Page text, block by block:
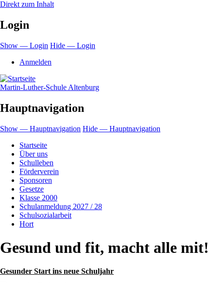
Direkt zum Inhalt
Login
Show — Login Hide — Login
Anmelden
Martin-Luther-Schule Altenburg
Hauptnavigation
Show — Hauptnavigation Hide — Hauptnavigation
Startseite
Über uns
Schulleben
Förderverein
Sponsoren
Gesetze
Klasse 2000
Schulanmeldung 2027 / 28
Schulsozialarbeit
Hort
Gesund und fit, macht alle mit!
Gesunder Start ins neue Schuljahr